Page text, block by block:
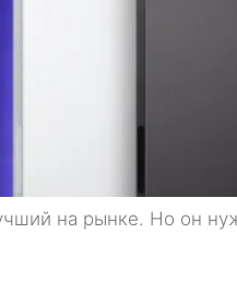
на рынке. Но он